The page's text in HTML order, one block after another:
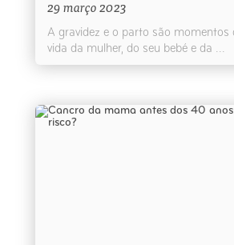
29 março 2023
A gravidez e o parto são momentos
vida da mulher, do seu bebé e da ...